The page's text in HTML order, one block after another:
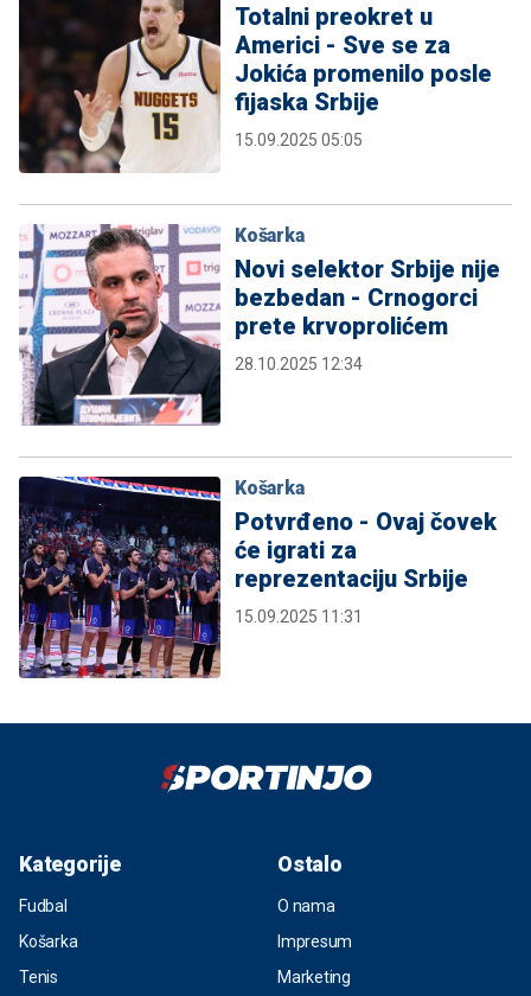
Totalni preokret u
Americi - Sve se za
Jokića promenilo posle
fijaska Srbije
15.09.2025 05:05
Košarka
Novi selektor Srbije nije
bezbedan - Crnogorci
prete krvoprolićem
28.10.2025 12:34
Košarka
Potvrđeno - Ovaj čovek
će igrati za
reprezentaciju Srbije
15.09.2025 11:31
Kategorije
Fudbal
Košarka
Tenis
Ostalo
O nama
Impresum
Marketing